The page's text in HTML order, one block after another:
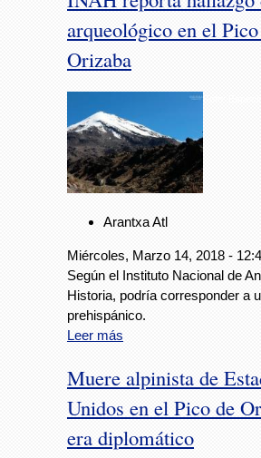
arqueológico en el
Orizaba
Arantxa Atl
Miércoles, Marzo 14, 2018 -
Según el Instituto Nacional de
Historia, podría corresponder a
prehispánico.
Leer más
Muere alpinista de
Unidos en el Pico de
era diplomático